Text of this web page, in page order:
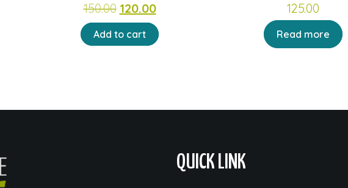
150.00 Original
price
120.00Current
price
Add to cart
125.00
Read more
QUICK LINK